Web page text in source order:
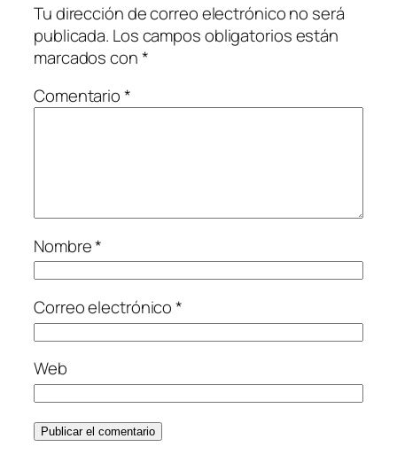
Tu dirección de correo electrónico no será
publicada. Los campos obligatorios están
marcados con*
Comentario*
Nombre*
Correo electrónico*
Web